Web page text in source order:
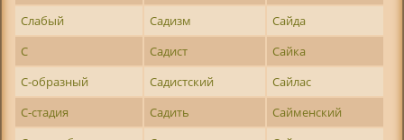
Слабый
Садизм
Сайда
С
Садист
Сайка
С-образный
Садистский
Сайлас
С-стадия
Садить
Сайменский